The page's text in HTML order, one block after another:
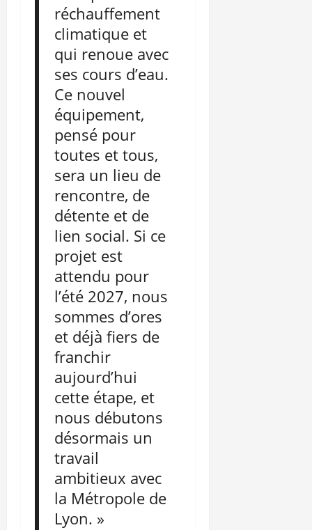
réchauffement
climatique et
qui renoue avec
ses cours d’eau.
Ce nouvel
équipement,
pensé pour
toutes et tous,
sera un lieu de
rencontre, de
détente et de
lien social. Si ce
projet est
attendu pour
l’été 2027, nous
sommes d’ores
et déjà fiers de
franchir
aujourd’hui
cette étape, et
nous débutons
désormais un
travail
ambitieux avec
la Métropole de
Lyon. »